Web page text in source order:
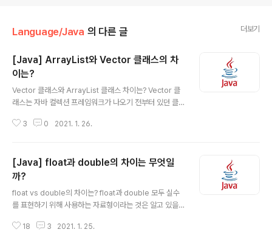
Language/Java 의 다른 글 더보기
[Java] ArrayList와 Vector 클래스의 차
이는?
Vector 클래스와 ArrayList 클래스 차이는? Vector 클
래스는 자바 컬렉션 프레임워크가 나오기 전부터 있던 클
의 단점을 보완하기 위해서 나온 클래스입니다. 이번 글에
actList implements List, RandomAccess, Clonea
ble, java.io.Serializable { protected Object[] ele
mentData; protected int capacityIncrement; pub
lic Vector(int initialCapacity, int capacityI..
3 0 2021. 1. 26.
[Java] float과 double의 차이는 무엇일
까?
float vs double의 차이는? float과 double 모두 실수
를 표현하기 위해 사용하는 자료형이라는 것은 알고 있을
대답하기가 쉽지 않습니다...(애매하게 float은 4byte, do
18 3 2021. 1. 25.